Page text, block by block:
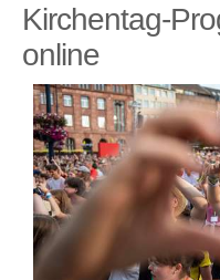
Mitarbeit
Material
Themen
Kirchentag-
online